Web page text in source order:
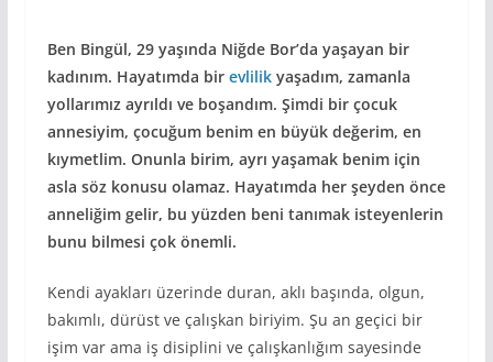
Ben Bingül, 29 yaşında Niğde Bor’da yaşayan bir
kadınım. Hayatımda bir evlilikyaşadım, zamanla
yollarımız ayrıldı ve boşandım. Şimdi bir çocuk
annesiyim, çocuğum benim en büyük değerim, en
kıymetlim. Onunla birim, ayrı yaşamak benim için
asla söz konusu olamaz. Hayatımda her şeyden önce
anneliğim gelir, bu yüzden beni tanımak isteyenlerin
bunu bilmesi çok önemli.
Kendi ayakları üzerinde duran, aklı başında, olgun,
bakımlı, dürüst ve çalışkan biriyim. Şu an geçici bir
işim var ama iş disiplini ve çalışkanlığım sayesinde